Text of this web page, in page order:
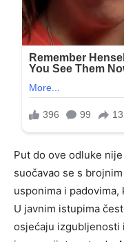
Put do ove odluke
suočavao se s
usponima i
U javnim istupima
osjećaju izgubljenosti